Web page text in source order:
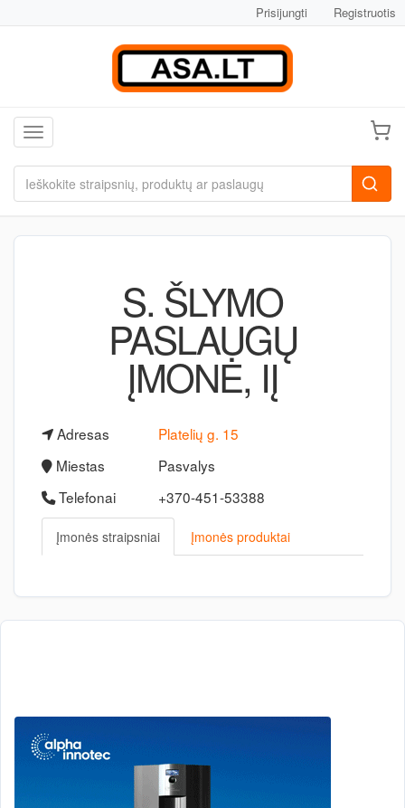
Prisijungti Registruotis
Toggle navigation
S. ŠLYMO
PASLAUGŲ
ĮMONĖ, IĮ
Adresas
Platelių g. 15
Miestas
Pasvalys
Telefonai
+370-451-53388
Įmonės straipsniai Įmonės produktai